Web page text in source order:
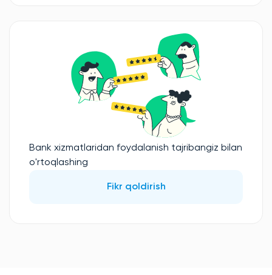
Bank xizmatlaridan foydalanish tajribangiz bilan
o'rtoqlashing
Fikr qoldirish